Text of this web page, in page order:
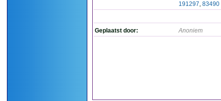
191297, 83490
Geplaatst door: Anoniem